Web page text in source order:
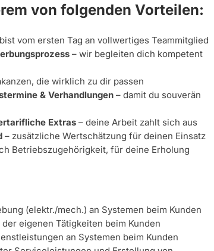
von folgenden Vorteilen:
vom ersten Tag an vollwertiges Teammitglied
– wir begleiten dich kompetent
die wirklich zu dir passen
& Verhandlungen – damit du souverän
Extras – deine Arbeit zahlt sich aus
– zusätzliche Wertschätzung für deinen Einsatz
Betriebszugehörigkeit, für deine Erholung
(elektr./mech.) an Systemen beim Kunden
eigenen Tätigkeiten beim Kunden
an Systemen beim Kunden